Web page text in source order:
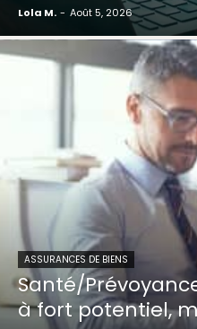
Lola M. - Août 5, 2026
ASSURANCES DE BIENS
Santé/
à fort potentiel,